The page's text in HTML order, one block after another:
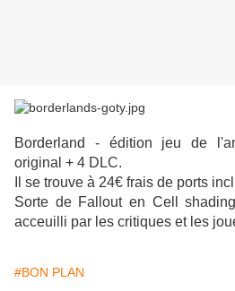
Borderland - édition jeu de
original + 4 DLC.
Il se trouve à 24€ frais de ports
Sorte de Fallout en Cell
acceuilli par les critiques et les
#BON PLAN